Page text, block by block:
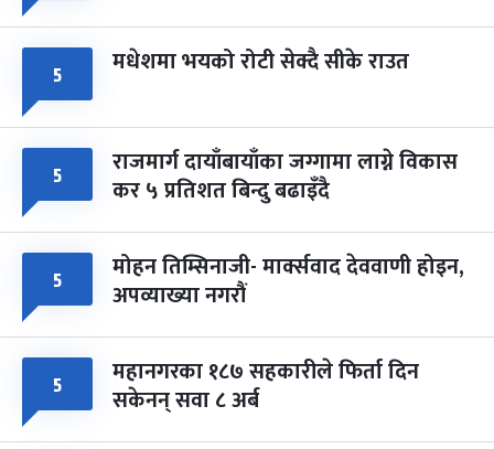
५ मधेशमा भयको रोटी सेक्दै सीके राउत
५ राजमार्ग दायाँबायाँका जग्गामा लाग्ने विकास
कर ५ प्रतिशत बिन्दु बढाइँदै
५ मोहन तिम्सिनाजी- मार्क्सवाद देववाणी होइन,
अपव्याख्या नगरौं
५ महानगरका १८७ सहकारीले फिर्ता दिन
सकेनन् सवा ८ अर्ब